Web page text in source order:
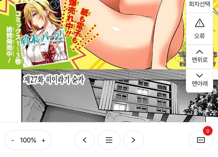
- +
0
회차선택
오류
맨위로
맨아래